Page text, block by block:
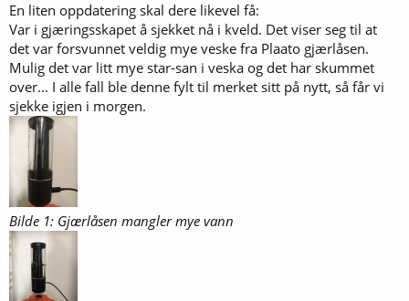
En liten oppdatering skal dere likevel få:
Var i gjæringsskapet å sjekket nå i kveld. Det viser seg til at
det var forsvunnet veldig mye veske fra Plaato gjærlåsen.
Mulig det var litt mye star-san i veska og det har skummet
over... I alle fall ble denne fylt til merket sitt på nytt, så får vi
sjekke igjen i morgen.
Bilde 1: Gjærlåsen mangler mye vann